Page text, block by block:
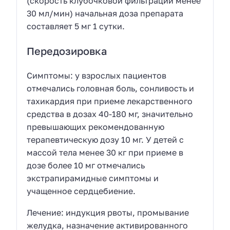
30 мл/мин) начальная доза препарата
составляет 5 мг 1 сутки.
Передозировка
Симптомы: у взрослых пациентов
отмечались головная боль, сонливость и
тахикардия при приеме лекарственного
средства в дозах 40-180 мг, значительно
превышающих рекомендованную
терапевтическую дозу 10 мг. У детей с
массой тела менее 30 кг при приеме в
дозе более 10 мг отмечались
экстрапирамидные симптомы и
учащенное сердцебиение.
Лечение: индукция рвоты, промывание
желудка, назначение активированного